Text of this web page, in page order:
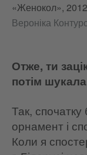
«Женокол», 2012
Вероніка
Отже, ти
потім
Так, спочатку
орнамент і
Коли я